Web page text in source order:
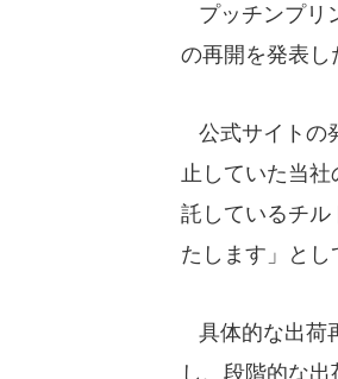
プッチンプリ
の再開を発表し
公式サイトの
止していた当
託しているチ
たします」とし
具体的な出荷
し、段階的な